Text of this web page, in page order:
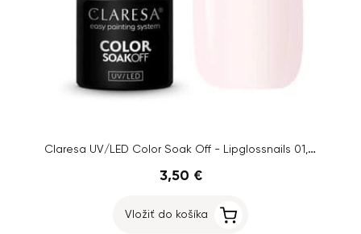
Claresa UV/LED Color Soak Off - Lipglossnails 01, 5g
3,50 €
Vložiť do košíka